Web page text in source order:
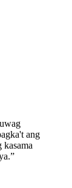
ang
kasama
”